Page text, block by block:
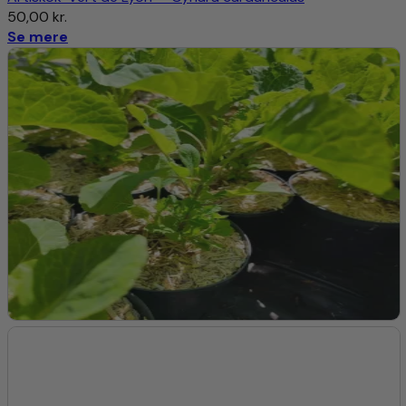
3. Vanding og Gødning:
Vanding:Vand regelmæssigt for at holde jorden konstant
fugtig, især i tørre perioder.
Gødning:Gød med kompost eller en balanceret, langsomt
frigivende gødning om foråret og igen i midten af
vækstsæsonen.
4. Beskæring:
Høst:Høst de unge skud og blade efterhånden som de
vokser. Klip bladene nær basen for at fremme ny vækst.
Vedligeholdelse:
Fjern eventuelle gulede eller
beskadigede blade for at holde planten sund.
Naturlige Økosystemer
50,00 kr.
Se mere